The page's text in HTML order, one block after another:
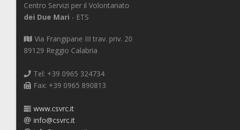
Centro Servizi per il Volontariato
dei Due Mari - ETS
Via Frangipane III trav. priv. 20
89129 Reggio Calabria
Tel: +39 0965 324734
Fax: +39 0965 890813
www.csvrc.it
info@csvrc.it